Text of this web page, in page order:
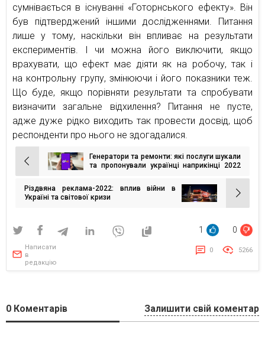
сумнівається в існуванні «Готорнського ефекту». Він
був підтверджений іншими дослідженнями. Питання
лише у тому, наскільки він впливає на результати
експериментів. І чи можна його виключити, якщо
врахувати, що ефект має діяти як на робочу, так і
на контрольну групу, змінюючи і його показники теж.
Що буде, якщо порівняти результати та спробувати
визначити загальне відхилення? Питання не пусте,
адже дуже рідко виходить так провести досвід, щоб
респонденти про нього не здогадалися.
Навігація
записів
Генератори та ремонти: які послуги шукали
та пропонували українці наприкінці 2022
Різдвяна реклама-2022: вплив війни в
Україні та світової кризи
1 0
Написати
в
редакцію
0 5266
0 Коментарів Залишити свій коментар